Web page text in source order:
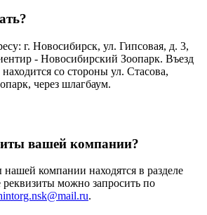
г. Новосибирск, ул. Гипсовая, д. 3,
- Новосибирский Зоопарк. Въезд
со стороны ул. Стасова,
через шлагбаум.
вашей компании?
компании находятся в разделе
можно запросить по
.